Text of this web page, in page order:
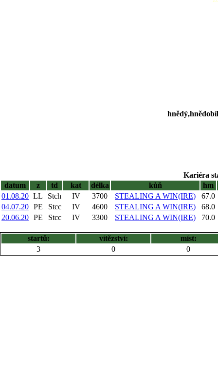
Kariéra
datum
z td kat délka kůň
hm
01.08.20 LL Stch IV 3700 STEALING A WIN(IRE)
67.0
04.07.20 PE Stcc IV 4600 STEALING A WIN(IRE)
68.0
20.06.20 PE Stcc IV 3300 STEALING A WIN(IRE) 70.0
startů: vítězství:
míst:
3
0 0